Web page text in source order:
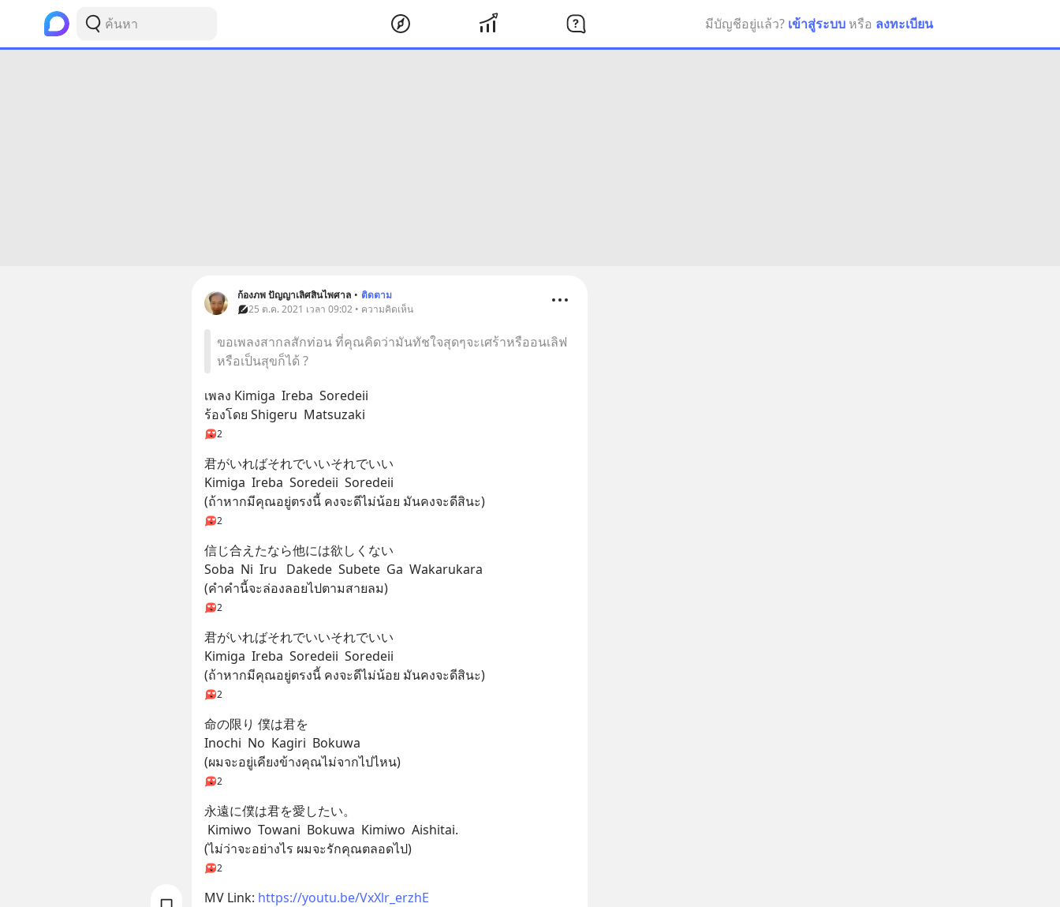
มีบัญชีอยู่แล้ว? เข้าสู่ระบบ หรือ ลงทะเบียน
ก้องภพ ปัญญาเลิศสินไพศาล • ติดตาม
25 ต.ค. 2021 เวลา 09:02 • ความคิดเห็น
ขอเพลงสากลสักท่อน ที่คุณคิดว่ามันทัชใจสุดๆจะเศร้าหรืออนเลิฟ
หรือเป็นสุขก็ได้ ?
เพลง Kimiga  Ireba  Soredeii
ร้องโดย Shigeru  Matsuzaki
2
君がいればそれでいいそれでいい
Kimiga  Ireba  Soredeii  Soredeii
(ถ้าหากมีคุณอยู่ตรงนี้ คงจะดีไม่น้อย มันคงจะดีสินะ)
2
信じ合えたなら他には欲しくない
Soba  Ni  Iru   Dakede  Subete  Ga  Wakarukara
(คำคำนี้จะล่องลอยไปตามสายลม)
2
君がいればそれでいいそれでいい
Kimiga  Ireba  Soredeii  Soredeii
(ถ้าหากมีคุณอยู่ตรงนี้ คงจะดีไม่น้อย มันคงจะดีสินะ)
2
命の限り 僕は君を
Inochi  No  Kagiri  Bokuwa
(ผมจะอยู่เคียงข้างคุณไม่จากไปไหน)
2
永遠に僕は君を愛したい。
Kimiwo  Towani  Bokuwa  Kimiwo  Aishitai.
(ไม่ว่าจะอย่างไร ผมจะรักคุณตลอดไป)
2
MV Link: https://youtu.be/VxXlr_erzhE